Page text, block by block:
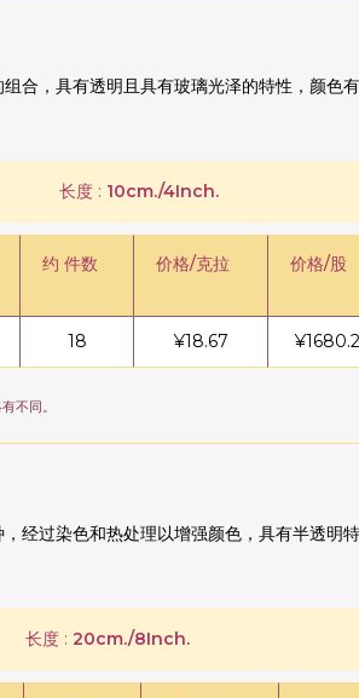
合，具有透明且具有玻璃光泽的特性，颜色
长度 : 10cm./4Inch.
约 件数 价格/克拉 价格/股
18 ¥18.67 ¥
不同。
经过染色和热处理以增强颜色，具有半透明
长度 : 20cm./8Inch.